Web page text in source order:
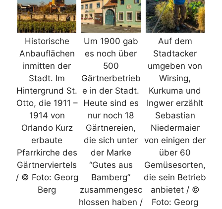
Historische
Anbauflächen
inmitten der
Stadt. Im
Hintergrund St.
Otto, die 1911 –
1914 von
Orlando Kurz
erbaute
Pfarrkirche des
Gärtnerviertels
/ © Foto: Georg
Berg
Um 1900 gab
es noch über
500
Gärtnerbetrieb
e in der Stadt.
Heute sind es
nur noch 18
Gärtnereien,
die sich unter
der Marke
“Gutes aus
Bamberg”
zusammengesc
hlossen haben /
Auf dem
Stadtacker
umgeben von
Wirsing,
Kurkuma und
Ingwer erzählt
Sebastian
Niedermaier
von einigen der
über 60
Gemüsesorten,
die sein Betrieb
anbietet / ©
Foto: Georg